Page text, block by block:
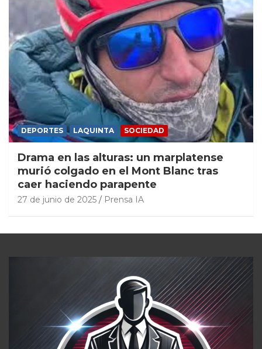
DEPORTES LAQUINTA SOCIEDAD
Drama en las alturas: un marplatense
murió colgado en el Mont Blanc tras
caer haciendo parapente
27 de junio de 2025 Prensa IA